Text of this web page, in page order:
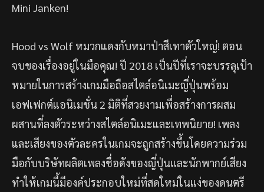
0922148*** ได้รับ 10336 บาท
08142824*** ได้รับ 6680 บาท
0671512*** ได้รับ 840 บาท
0996160*** ได้รับ 686 บาท
087692*** ได้รับ 9056 บาท
Mini Janken!
Hood vs Wolf หมวกแดงกับหมาป่าสีเทาตัวใหญ่! ตอน
จบของเรื่องอยู่ในมือคุณ! ปี 2018 เป็นปีที่เราจะบรรลุเป้า
หมายในการสร้างเกมมือถือสไตล์อนิเมะญี่ปุ่นพร้อม
เอฟเฟกต์แอนิเมชั่น 2 มิติที่สวยงามเพื่อสร้างการผสม
ผสานที่ลงตัวระหว่างสไตล์อนิเมะและเทพนิยาย! เพลง
และเสียงของตัวละครในเกมจะถูกสร้างขึ้นโดยความร่วม
มือกับบริษัทผลิตเพลงชื่อดังของญี่ปุ่นและนักพากย์เสียง
ทำให้เกมนี้มีองค์ประกอบใหม่ที่สดใหม่ในแง่ของดนตรี